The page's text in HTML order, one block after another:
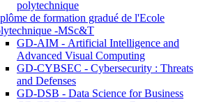
polytechnique
de formation gradué de l'Ecole
-MSc&T
GD-AIM - Artificial Intelligence and
Advanced Visual Computing
GD-CYBSEC - Cybersecurity : Threats
and Defenses
GD-DSB - Data Science for Business